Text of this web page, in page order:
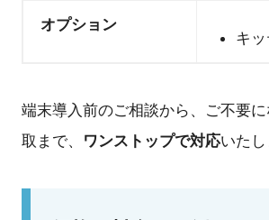
オプション
キ
端末導入前のご相談から、ご不要
取まで、
ワンストップで対応いたし